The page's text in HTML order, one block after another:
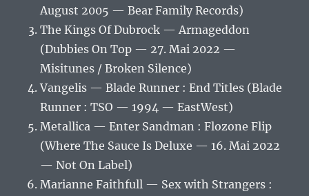
August 2005 — Bear Family Records)
The Kings Of Dubrock — Armageddon
(Dubbies On Top — 27. Mai 2022 —
Misitunes / Broken Silence)
Vangelis — Blade Runner : End Titles (Blade
Runner : TSO — 1994 — EastWest)
Metallica — Enter Sandman : Flozone Flip
(Where The Sauce Is Deluxe — 16. Mai 2022
— Not On Label)
Marianne Faithfull — Sex with Strangers :